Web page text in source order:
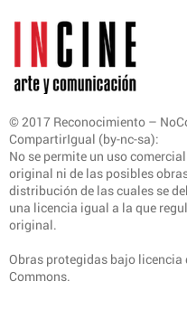
© 2017 Reconocimiento –
CompartirIgual (by-nc-sa):
No se permite un uso
original ni de las posibles
distribución de las cuales se
una licencia igual a la que
original.
Obras protegidas bajo licencia
Commons.